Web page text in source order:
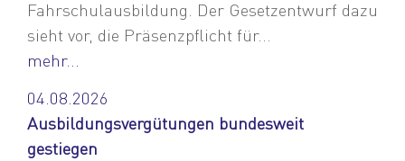
Fahrschulausbildung. Der Gesetzentwurf dazu
sieht vor, die Präsenzpflicht für...
mehr...
04.08.2026
Ausbildungsvergütungen bundesweit
gestiegen